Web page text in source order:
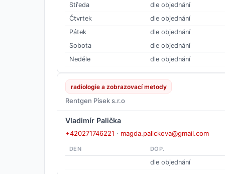
Středa
dle objednání
Čtvrtek
dle objednání
Pátek
dle objednání
Sobota
dle objednání
Neděle
dle objednání
radiologie a zobrazovací metody
Rentgen Písek s.r.o
Vladimír Palička
+420271746221 · magda.palickova@gmail.com
DEN DOP.
dle objednání